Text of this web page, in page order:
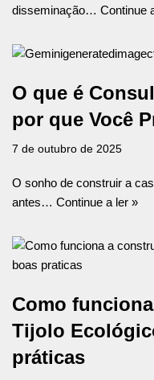
disseminação… Continue
O que é
por que Você
7 de outubro de 2025
O sonho de construir a
antes… Continue a ler »
Como
Tijolo
práticas